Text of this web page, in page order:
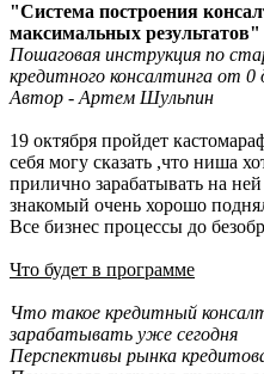
"Система построения
максимальных результатов"
Пошаговая инструкция по
кредитного консалтинга от 0
Автор - Артем Шульпин
19 октября пройдет
себя могу сказать ,что ниша
прилично зарабатывать на
знакомый очень хорошо
Все бизнес процессы до
Что будет в программе
Что такое кредитный
зарабатывать уже сегодня
Перспективы рынка